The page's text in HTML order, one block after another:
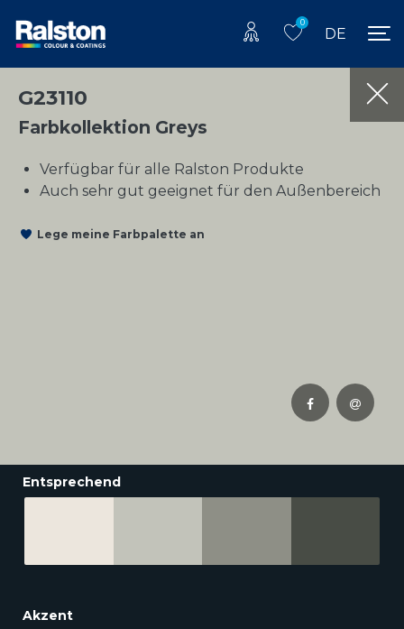
0
DE
G23110
Farbkollektion Greys
Verfügbar für alle Ralston Produkte
Auch sehr gut geeignet für den Außenbereich
Lege meine Farbpalette an
Entsprechend
Akzent